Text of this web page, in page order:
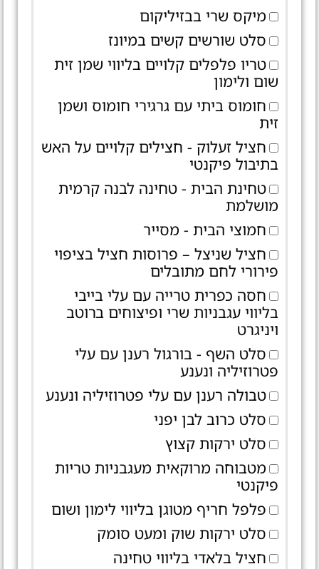
מיקס שרי בבזיליקום
סלט שורשים קשים במיונז
טריו פלפלים קלויים בליווי שמן זית
שום ולימון
חומוס ביתי עם גרגירי חומוס ושמן
זית
חציל זעלוק - חצילים קלויים על האש
בתיבול פיקנטי
טחינת הבית - טחינה לבנה קרמית
מושלמת
חמוצי הבית - מסייר
חציל שניצל – פרוסות חציל בציפוי
פירורי לחם מתובלים
חסה כפרית טרייה עם עלי בייבי
בליווי עגבניות שרי ופיצוחים ברוטב
ויניגרט
סלט השף - בורגול רענן עם עלי
פטרוזיליה ונענע
טבולה רענן עם עלי פטרוזיליה ונענע
סלט כרוב לבן יפני
סלט ירקות קצוץ
מטבוחה מרוקאית מעגבניות טריות
פיקנטי
פלפל חריף מטוגן בליווי לימון ושום
סלט ירקות שוק ומעט סומק
חציל בלאדי בליווי טחינה